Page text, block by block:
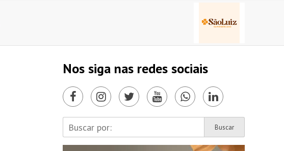
Nos siga nas redes sociais